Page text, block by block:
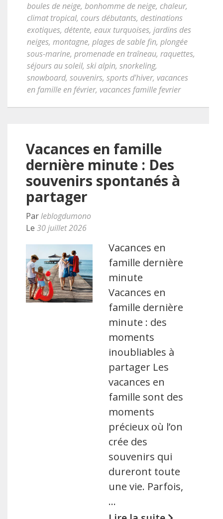
boules de neige, bonhomme de neige, chaleur,
climat tropical, cours débutants, destinations
exotiques, détente, eaux turquoises, jardins des
neiges, montagne, plages de sable fin, plongée
sous-marine, promenade en traîneau, raquettes,
séjours au soleil, ski alpin, snorkeling,
snowboard, souvenirs, sports d'hiver, vacances
en famille en février, vacances famille fevrier
Vacances en famille
dernière minute : Des
souvenirs spontanés à
partager
Parleblogdumono
Le 30 juillet 2026
Vacances en
famille dernière
minute
Vacances en
famille dernière
minute : des
moments
inoubliables à
partager Les
vacances en
famille sont des
moments
précieux où l’on
crée des
souvenirs qui
dureront toute
une vie. Parfois,
…